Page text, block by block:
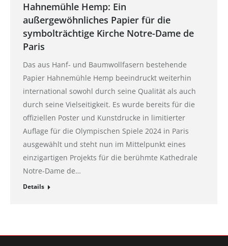
Hahnemühle Hemp: Ein
außergewöhnliches Papier für die
symbolträchtige Kirche Notre-Dame de
Paris
Das aus Hanf- und Baumwollfasern bestehende
Papier Hahnemühle Hemp beeindruckt weiterhin
international sowohl durch seine Qualität als auch
durch seine Vielseitigkeit. Es wurde bereits für die
offiziellen Poster und Kunstdrucke in limitierter
Auflage für die Olympischen Spiele 2024 in Paris
ausgewählt und steht nun im Mittelpunkt eines
einzigartigen Projekts für die berühmte Kathedrale
Notre-Dame de…
Details